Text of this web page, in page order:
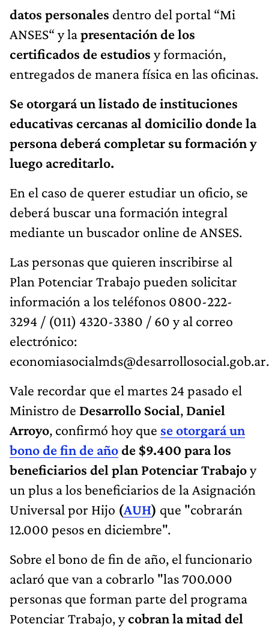
datos personales dentro del portal “Mi
ANSES“ y lapresentación de los
certificados de estudios y formación,
entregados de manera física en las oficinas.
Se otorgará un listado de instituciones
educativas cercanas al domicilio donde la
persona deberá completar su formación y
luego acreditarlo.
En el caso de querer estudiar un oficio, se
deberá buscar una formación integral
mediante un buscador online de ANSES.
Las personas que quieren inscribirse al
Plan Potenciar Trabajo pueden solicitar
información a los teléfonos 0800-222-
3294 / (011) 4320-3380 / 60 y al correo
electrónico:
economiasocialmds@desarrollosocial.gob.ar.
Vale recordar que el martes 24 pasado el
Ministro de Desarrollo Social, Daniel
Arroyo, confirmó hoy que se otorgará un
bono de fin de añode $9.400 para los
beneficiarios del plan Potenciar Trabajoy
un plus a los beneficiarios de la Asignación
Universal por Hijo (AUH) que "cobrarán
12.000 pesos en diciembre".
Sobre el bono de fin de año, el funcionario
aclaró que van a cobrarlo "las 700.000
personas que forman parte del programa
Potenciar Trabajo, ycobran la mitad del